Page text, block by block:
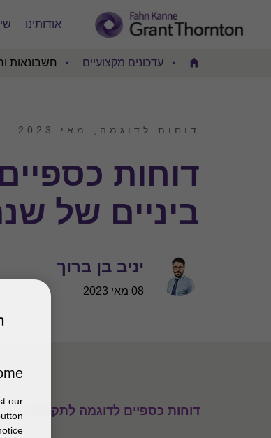
אודותינו
Home
עדכונים מקצועיים חשבונאות
דוחות לדוגמה, מאי 2023
דוחות
ביניים של שנת
יניב בן ברוך
08 מאי 2023
דוחות כספיים לדוגמה לתקופות ביניים של שנת 2023 הערוכים בהתאם לתקני דיווח כספי
our